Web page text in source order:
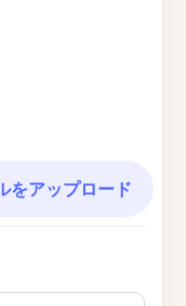
をアップロード